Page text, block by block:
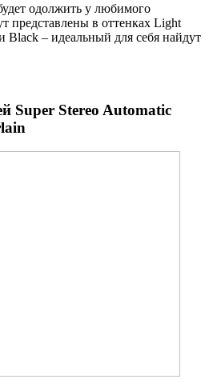
одолжить у любимого
представлены в оттенках Light
Black – идеальный для себя найдут
Super Stereo Automatic